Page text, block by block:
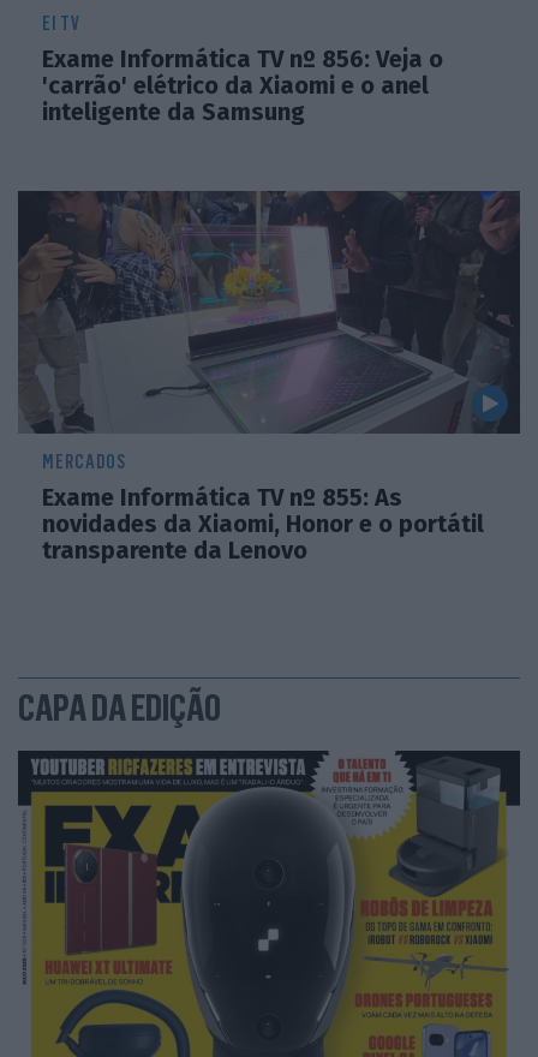
EI TV
Exame Informática TV nº 856: Veja o
'carrão' elétrico da Xiaomi e o anel
inteligente da Samsung
MERCADOS
Exame Informática TV nº 855: As
novidades da Xiaomi, Honor e o portátil
transparente da Lenovo
CAPA DA EDIÇÃO